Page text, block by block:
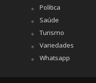
Política
Saúde
Turismo
Variedades
Whatsapp